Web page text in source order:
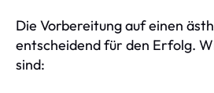
Die Vorbereitung auf einen
entscheidend für den Erfolg.
sind: